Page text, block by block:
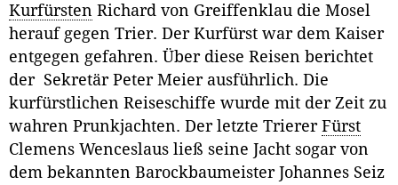
Kurfürsten Richard von Greiffenklau die Mosel
herauf gegen Trier. Der Kurfürst war dem Kaiser
entgegen gefahren. Über diese Reisen berichtet
der Sekretär Peter Meier ausführlich. Die
kurfürstlichen Reiseschiffe wurde mit der Zeit zu
wahren Prunkjachten. Der letzte Trierer Fürst
Clemens Wenceslaus ließ seine Jacht sogar von
dem bekannten Barockbaumeister Johannes Seiz